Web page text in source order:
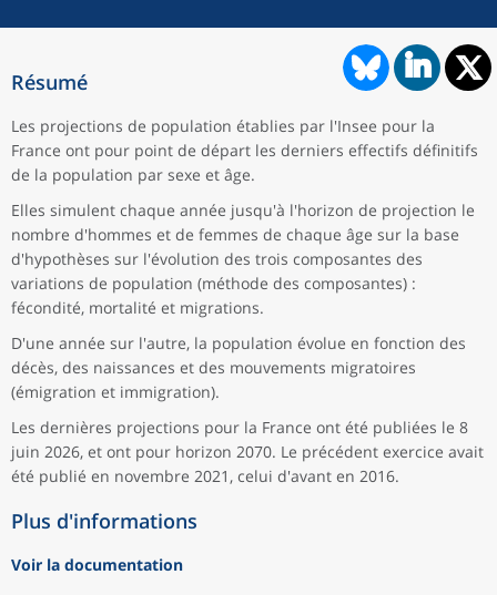
Résumé
Les projections de population établies par l'Insee pour la
France ont pour point de départ les derniers effectifs définitifs
de la population par sexe et âge.
Elles simulent chaque année jusqu'à l'horizon de projection le
nombre d'hommes et de femmes de chaque âge sur la base
d'hypothèses sur l'évolution des trois composantes des
variations de population (méthode des composantes) :
fécondité, mortalité et migrations.
D'une année sur l'autre, la population évolue en fonction des
décès, des naissances et des mouvements migratoires
(émigration et immigration).
Les dernières projections pour la France ont été publiées le 8
juin 2026, et ont pour horizon 2070. Le précédent exercice avait
été publié en novembre 2021, celui d'avant en 2016.
Plus d'informations
Voir la documentation